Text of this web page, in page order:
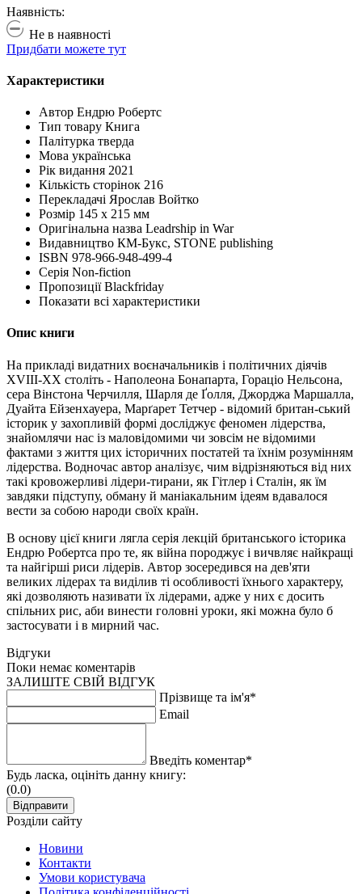
Наявність:
Не в наявності
Придбати можете тут
Характеристики
Автор Ендрю Робертс
Тип товару Книга
Палітурка тверда
Мова українська
Рік видання 2021
Кількість сторінок 216
Перекладачі Ярослав Войтко
Розмір 145 х 215 мм
Оригінальна назва Leadrship in War
Видавництво КМ-Букс, STONE publishing
ISBN 978-966-948-499-4
Серія Non-fiction
Пропозиції Blackfriday
Показати всі характеристики
Опис книги
На прикладі видатних воєначальників і політичних діячів
XVIII-XX століть - Наполеона Бонапарта, Гораціо Нельсона,
сера Вінстона Черчилля, Шарля де Ґолля, Джорджа Маршалла,
Дуайта Ейзенхауера, Марґарет Тетчер - відомий британ-ський
історик у захопливій формі досліджує феномен лідерства,
знайомлячи нас із маловідомими чи зовсім не відомими
фактами з життя цих історичних постатей та їхнім розумінням
лідерства. Водночас автор аналізує, чим відрізняються від них
такі кровожерливі лідери-тирани, як Гітлер і Сталін, як їм
завдяки підступу, обману й маніакальним ідеям вдавалося
вести за собою народи своїх країн.
В основу цієї книги лягла серія лекцій британського історика
Ендрю Робертса про те, як війна породжує і вичвляє найкращі
та найгірші риси лідерів. Автор зосередився на дев'яти
великих лідерах та виділив ті особливості їхнього характеру,
які дозволяють називати їх лідерами, адже у них є досить
спільних рис, аби винести головні уроки, які можна було б
застосувати і в мирний час.
Відгуки
Поки немає коментарів
ЗАЛИШТЕ СВІЙ ВІДГУК
Прізвище та ім'я*
Email
Введіть коментар*
Будь ласка, оцініть данну книгу:
(0.0)
Розділи сайту
Новини
Контакти
Умови користувача